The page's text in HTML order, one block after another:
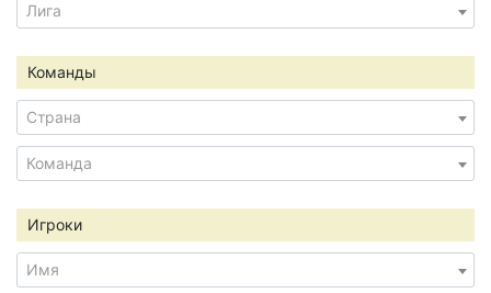
Лига
Команды
Страна
Команда
Игроки
Имя